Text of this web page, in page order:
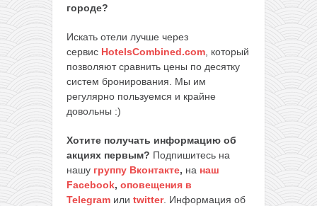
городе?
Искать отели лучше через
сервис HotelsCombined.com , который
позволяют сравнить цены по десятку
систем бронирования. Мы им
регулярно пользуемся и крайне
довольны :)
Хотите получать информацию об
акциях первым? Подпишитесь на
нашу группу Вконтакте, на наш
Facebook, оповещения в
Telegram или twitter. Информация об